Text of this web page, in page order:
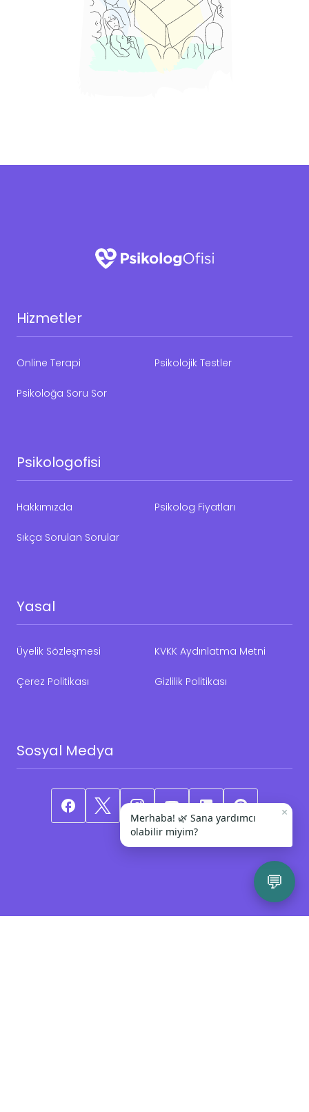
Hizmetler
Online Terapi Psikolojik Testler
Psikoloğa Soru Sor
Psikologofisi
Hakkımızda Psikolog Fiyatları
Sıkça Sorulan Sorular
Yasal
Üyelik Sözleşmesi KVKK Aydınlatma Metni
Çerez Politikası Gizlilik Politikası
Sosyal Medya
💬
×
Merhaba! 🌿 Sana yardımcı
olabilir miyim?